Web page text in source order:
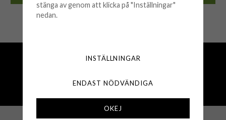
🟢 Finns i lager
Fri frakt över 500 kr
250 000+ nöjda kunder sedan 2008
stänga av genom att klicka på "Inställningar"
nedan.
INSTÄLLNINGAR
ENDAST NÖDVÄNDIGA
OKEJ